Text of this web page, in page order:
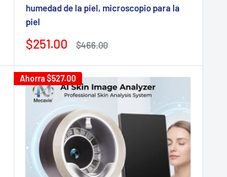
humedad de la piel, microscopio para la
piel
Precio
venta
$251.00
Precio
$466.00
Ahorra$527.00